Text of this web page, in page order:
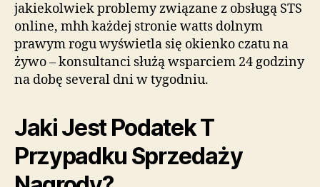
jakiekolwiek problemy związane z obsługą STS
online, mhh każdej stronie watts dolnym
prawym rogu wyświetla się okienko czatu na
żywo – konsultanci służą wsparciem 24 godziny
na dobę several dni w tygodniu.
Jaki Jest Podatek T
Przypadku Sprzedaży